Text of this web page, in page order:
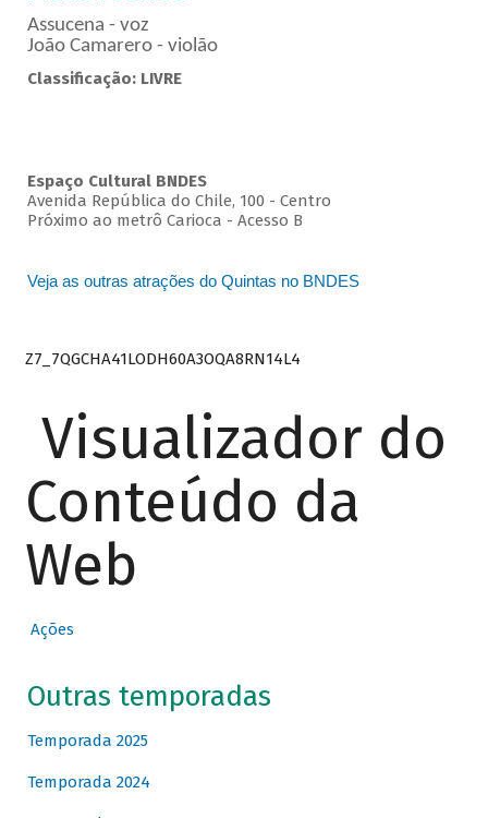
Assucena - voz
João Camarero - violão
Classificação: LIVRE
Espaço Cultural BNDES
Avenida República do Chile, 100 - Centro
Próximo ao metrô Carioca - Acesso B
Veja as outras atrações do Quintas no BNDES
Z7_7QGCHA41LODH60A3OQA8RN14L4
Visualizador do
Conteúdo da
Web
Ações
Outras temporadas
Temporada 2025
Temporada 2024